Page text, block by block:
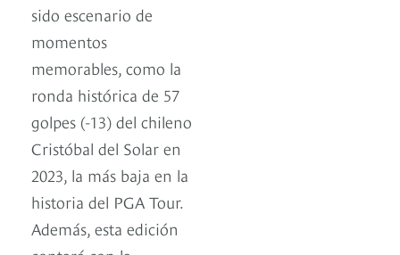
sido escenario de
momentos
memorables, como la
ronda histórica de 57
golpes (-13) del chileno
Cristóbal del Solar en
2023, la más baja en la
historia del PGA Tour.
Además, esta edición